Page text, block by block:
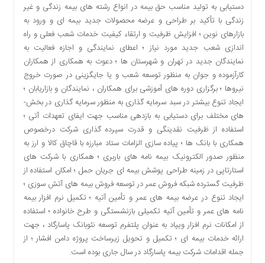
گرایی
رسید
اخبار
سایت
اجتماعی
اقتصادی
فرهنگ
بین
یادداشت
چند
رسانه
یادداشت
دستیابی به تولید مناسب حق بیمه در انواع رشته­ های بیمه زندگی و غیر
زندگی با تأکید بر طراحی و عرضه محصولات جدید بیمه­ ای و ورود به
بازارهای نوین ؛ افزایش ظرفیت و ارتقاء کیفیت خدمات شعب فعلی و راه
اندازی شعب جدید مورد نیاز ؛ اعطای نمایندگی و اجازه فعالیت به
نمایندگان جدید در تهران و شهرستان­ ها ؛ دعوت به همکاری از همکاران
کارآزموده و جوان به منظور توسعه شعب و یا جایگزینی در صورت خروج
نیروها ؛ برگزاری دوره ­های آموزشی برای همکاران ، نمایندگان و بازاریابان ؛
ایجاد تنوع بیشتر در سبد سرمایه گذاری به منظور سرمایه گذاری در بخش­
های مختلف برای دستیابی به بازدهی مناسب جهت ایفای تعهدات آتی ؛
استفاده از ظرفیت نقدینگی و قدرت سپرده گذاری شرکت درخصوص
همکاری با بانک­ ها ؛ پیاده سازی الزامات ستاد مبارزه با قاچاق کالا و ارز به
منظور صدور الکترونیک بیمه نامه­ های باربری ؛ همکاری با شرکت ­های
استارتاپی در زمینه طراحی پوشش بیمه ­ای جریان حمل ؛ امکان استفاده از
ظرفیت گسترده شبکه فروش عمر در توسعه فروش بیمه ­های آتش سوزی ؛
ایجاد تنوع در عرضه بیمه­ های عمر و تأمین آتیه ؛ تکمیل نرم افزار بیمه
نامه­ های عمر و تأمین آتیه تکمیلی بازنشستگی و طرح خانواده ؛ استفاده
از امکانات نرم افزار ویپاد به عنوان پلتفرم توسعه نئوبانک پاسارگاد ، جهت
ارائه خدمات بیمه ­­ای ؛ تکمیل و تحویل زیرساخت پروژه دامن افشار ؛ از
جمله اقدامات شرکت بیمه پاسارگاد در سال جاری بوده است.